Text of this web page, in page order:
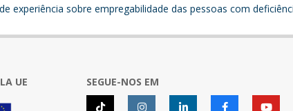
experiência sobre empregabilidade das pessoas com
UE SEGUE-NOS EM